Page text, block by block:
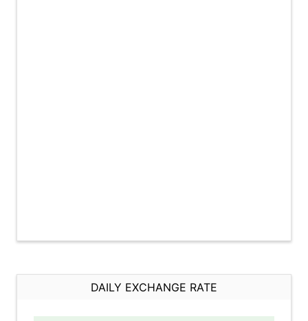
DAILY EXCHANGE RATE